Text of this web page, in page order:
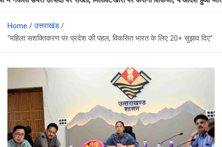
Home
उत्तराखंड
“महिला सशक्तिकरण पर प्रदेश की पहल, विकसित भारत के लिए 20+ सुझाव दिए”